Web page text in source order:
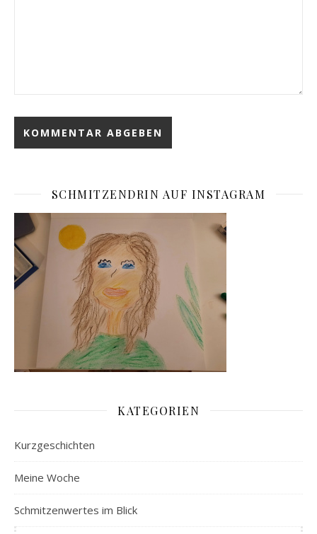
SCHMITZENDRIN AUF INSTAGRAM
KATEGORIEN
Kurzgeschichten
Meine Woche
Schmitzenwertes im Blick